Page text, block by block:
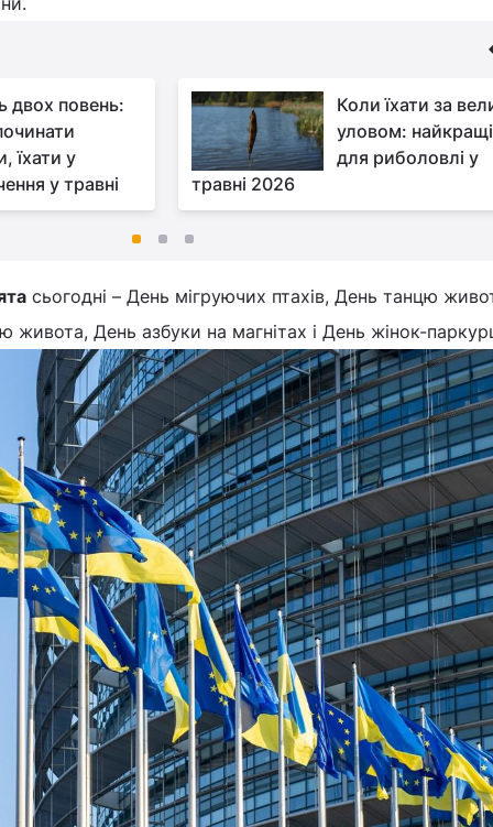
двох повень:
їхати у
у травні
Коли їхати за
уловом: найкращі
для риболовлі у
травні 2026
сьогодні – День мігруючих птахів, День танцю
живота, День азбуки на магнітах і День жінок-